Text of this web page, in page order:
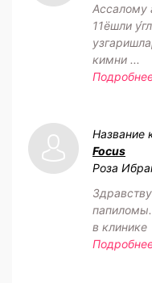
Ассалому
11ёшли
кимни ...
Название
Focus
Роза
в клинике